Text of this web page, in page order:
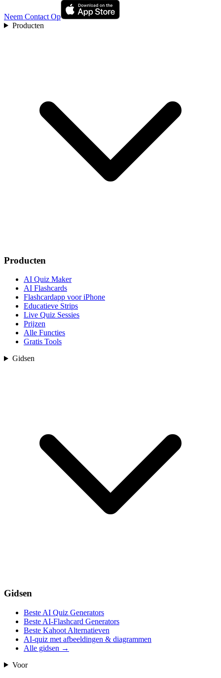
Neem Contact Op
Producten
Producten
AI Quiz Maker
AI Flashcards
Flashcardapp voor iPhone
Educatieve Strips
Live Quiz Sessies
Prijzen
Alle Functies
Gratis Tools
Gidsen
Gidsen
Beste AI Quiz Generators
Beste AI-Flashcard Generators
Beste Kahoot Alternatieven
AI-quiz met afbeeldingen & diagrammen
Alle gidsen →
Voor